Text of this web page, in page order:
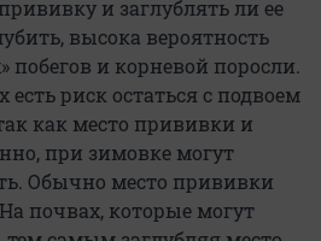
и заглублять ли ее
высока вероятность
побегов и корневой поросли.
риск остаться с подвоем
как место прививки и
при зимовке могут
Обычно место прививки
почвах, которые могут